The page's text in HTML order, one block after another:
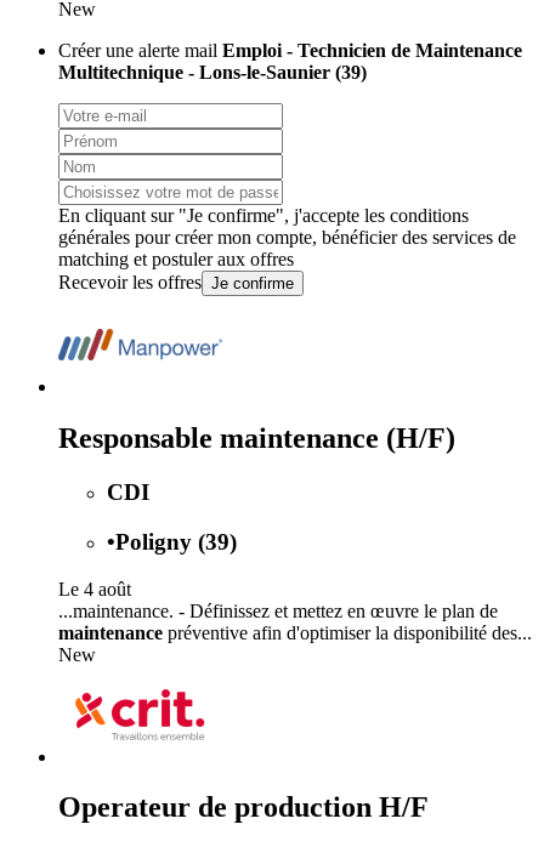
New
Créer une alerte mail Emploi - Technicien de Maintenance
Multitechnique - Lons-le-Saunier (39)
En cliquant sur "Je confirme", j'accepte les conditions
générales pour créer mon compte, bénéficier des services de
matching et postuler aux offres
Recevoir les offres Je confirme
Responsable maintenance (H/F)
CDI
•Poligny (39)
Le 4 août
...maintenance. - Définissez et mettez en œuvre le plan de
maintenance préventive afin d'optimiser la disponibilité des...
New
Operateur de production H/F